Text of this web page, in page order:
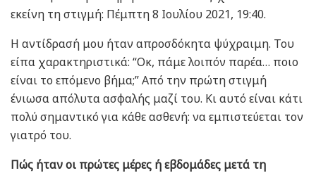
εκείνη τη στιγμή: Πέμπτη 8 Ιουλίου 2021, 19:40.
Η αντίδρασή μου ήταν απροσδόκητα ψύχραιμη. Του
είπα χαρακτηριστικά: “Οκ, πάμε λοιπόν παρέα… ποιο
είναι το επόμενο βήμα;” Από την πρώτη στιγμή
ένιωσα απόλυτα ασφαλής μαζί του. Κι αυτό είναι κάτι
πολύ σημαντικό για κάθε ασθενή: να εμπιστεύεται τον
γιατρό του.
Πώς ήταν οι πρώτες μέρες ή εβδομάδες μετά τη